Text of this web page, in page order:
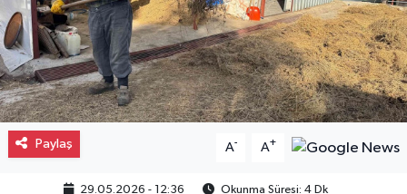
Paylaş A- A+
29.05.2026 - 12:36 Okunma Süresi: 4 Dk